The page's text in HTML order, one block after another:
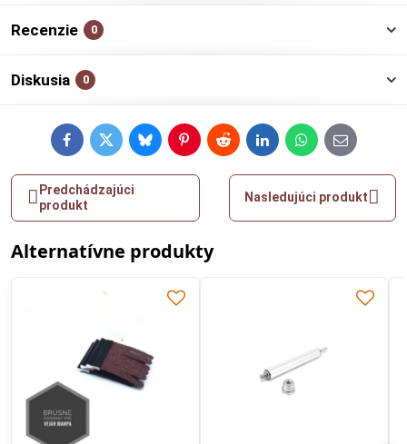
Recenzie 0
Diskusia 0
FacebookTwitterBlueskyPinterestRedditLinkedInWhatsApp
E-
mail
Predchádzajúci
produkt
Nasledujúci produkt
Alternatívne produkty